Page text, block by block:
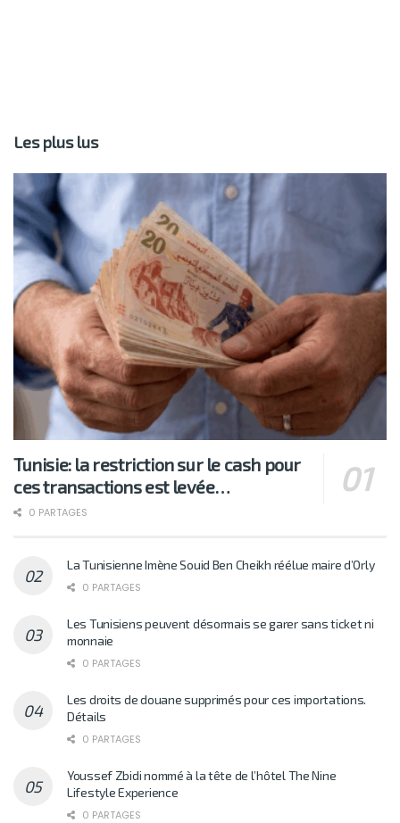
Les plus lus
Tunisie: la restriction sur le cash pour
ces transactions est levée…
0 PARTAGES
La Tunisienne Imène Souid Ben Cheikh réélue maire d’Orly
0 PARTAGES
Les Tunisiens peuvent désormais se garer sans ticket ni
monnaie
0 PARTAGES
Les droits de douane supprimés pour ces importations.
Détails
0 PARTAGES
Youssef Zbidi nommé à la tête de l’hôtel The Nine
Lifestyle Experience
0 PARTAGES